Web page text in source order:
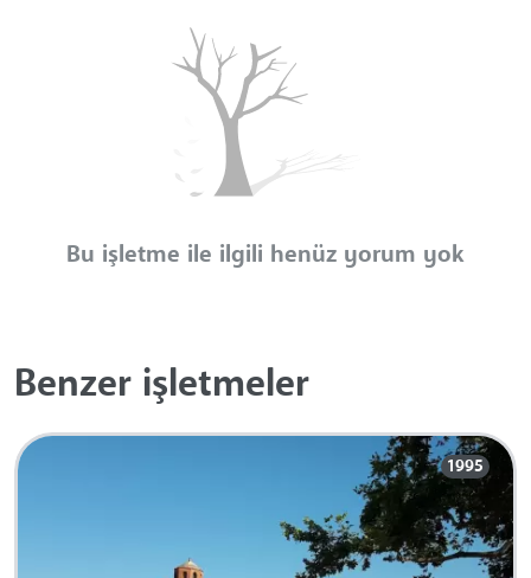
Bu işletme ile ilgili henüz yorum yok
Benzer işletmeler
1995